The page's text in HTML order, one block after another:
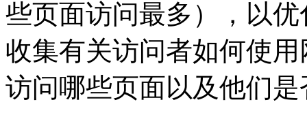
些页面访问最多），以
收集有关访问者如何使
访问哪些页面以及他们